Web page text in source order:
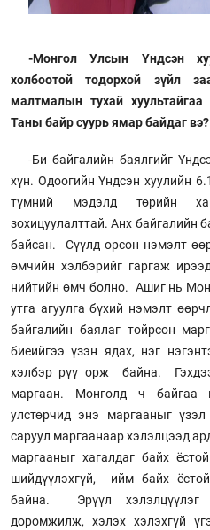
-Монгол Улсын Үндсэн
холбоотой тодорхой зүйл
малтмалын тухай хуультайгаа
Таны байр суурь ямар байдаг вэ?
-Би байгалийн баялгийг
хүн. Одоогийн Үндсэн хуулийн
түмний мэдэлд төрийн
зохицуулалттай. Анх байгалийн
байсан. Сүүлд орсон нэмэлт
өмчийн хэлбэрийг гаргаж
нийтийн өмч болно. Ашиг нь
утга агуулга бүхий нэмэлт
байгалийн баялаг тойрсон
биеийгээ үзэн ядах, нэг
хэлбэр рүү орж байна.
маргаан. Монголд ч
улстөрчид энэ маргааныг
саруул маргаанаар хэлэлцээд
маргааныг хагалдаг байх
шийдүүлэхгүй, ийм байх
байна. Эрүүл хэлэлцүүлэг
доромжилж, хэлэх хэлэхгүй